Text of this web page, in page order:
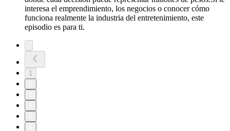
interesa el emprendimiento, los negocios o conocer cómo
funciona realmente la industria del entretenimiento, este
episodio es para ti.
1